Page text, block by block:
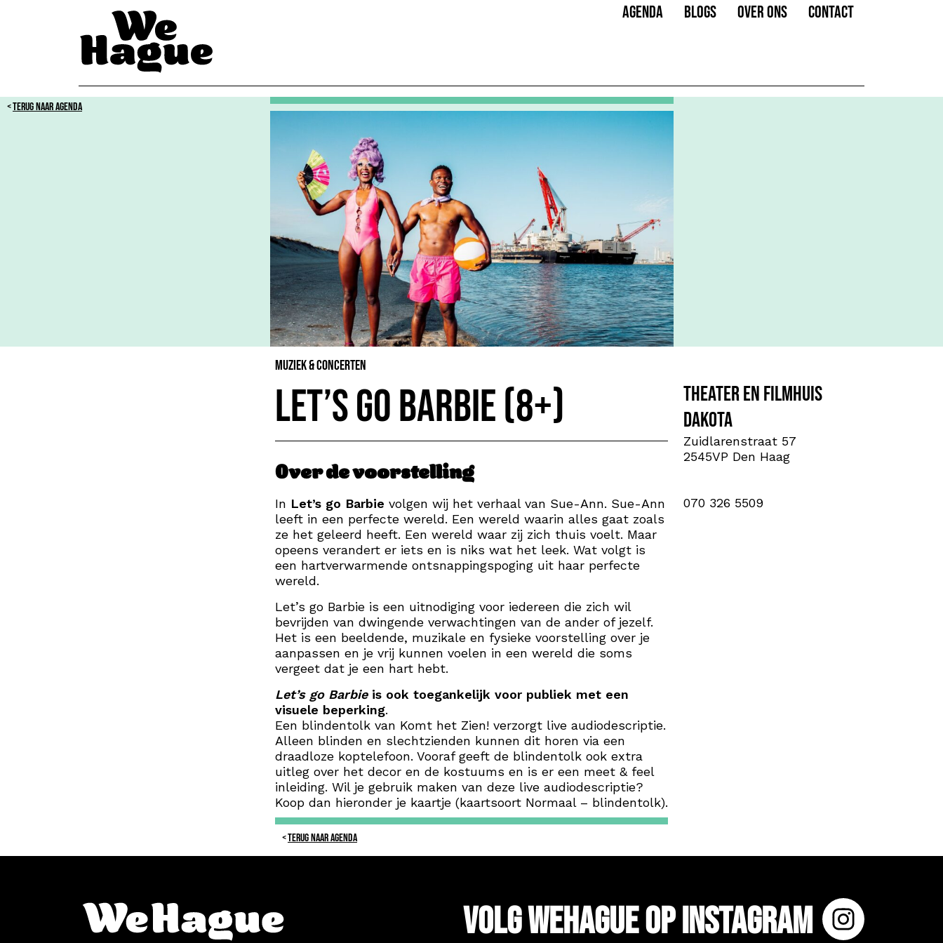
AGENDA BLOGS OVER ONS CONTACT
TERUG NAAR AGENDA
Muziek & Concerten
Let’s go Barbie (8+)
Over de voorstelling
In Let’s go Barbie volgen wij het verhaal van Sue-Ann. Sue-Ann
leeft in een perfecte wereld. Een wereld waarin alles gaat zoals
ze het geleerd heeft. Een wereld waar zij zich thuis voelt. Maar
opeens verandert er iets en is niks wat het leek. Wat volgt is
een hartverwarmende ontsnappingspoging uit haar perfecte
wereld.
Let’s go Barbie is een uitnodiging voor iedereen die zich wil
bevrijden van dwingende verwachtingen van de ander of jezelf.
Het is een beeldende, muzikale en fysieke voorstelling over je
aanpassen en je vrij kunnen voelen in een wereld die soms
vergeet dat je een hart hebt.
Let’s go Barbieis ook toegankelijk voor publiek met een
visuele beperking.
Een blindentolk van Komt het Zien! verzorgt live audiodescriptie.
Alleen blinden en slechtzienden kunnen dit horen via een
draadloze koptelefoon. Vooraf geeft de blindentolk ook extra
uitleg over het decor en de kostuums en is er een meet & feel
inleiding. Wil je gebruik maken van deze live audiodescriptie?
Koop dan hieronder je kaartje (kaartsoort Normaal – blindentolk).
TERUG NAAR AGENDA
Theater en Filmhuis
Dakota
Zuidlarenstraat 57
2545VP Den Haag
070 326 5509
Volg WeHague op Instagram